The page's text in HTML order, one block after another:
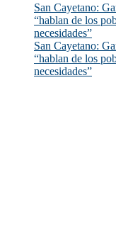
San Cayetano:
“hablan de los
necesidades”
San Cayetano:
“hablan de los
necesidades”